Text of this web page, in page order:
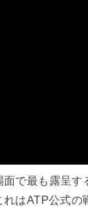
で最も露呈す
はATP公式の